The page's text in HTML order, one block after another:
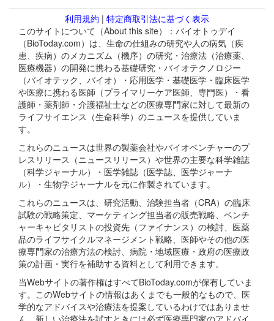
利用規約 | 特定商取引法に基づく表示
このサイトについて（About this site）：バイオトゥデイ
（BioToday.com）は、生命の仕組みの研究や人の病気（疾
患、疾病）のメカニズム（機序）の研究・治療法（治療薬、
医療機器）の開発に携わる基礎研究・バイオテクノロジー
（バイオテック、バイオ）・応用医学・基礎医学・臨床医学
や医療に携わる医師（プライマリーケア医師、専門医）・看
護師・薬剤師・介護福祉士などの医療専門家に対して最新の
ライフサイエンス（生命科学）のニュースを提供していま
す。
これらのニュースは世界の製薬会社やバイオベンチャーのプ
レスリリース（ニュースリリース）や世界の主要な科学雑誌
（科学ジャーナル）・医学雑誌（医学誌、医学ジャーナ
ル）・生物学ジャーナルを元に作製されています。
これらのニュースは、研究活動、治験担当者（CRA）の臨床
試験の戦略策定、マーケティング担当者の販売戦略、ベンチ
ャーキャピタリストの投資先（ファイナンス）の検討、医薬
品のライフサイクルマネージメント戦略、医師やその他の医
療専門家の治療方法の検討、病院・地域医療・政府の医療政
策の計画・実行を補助する資料として利用できます。
当Webサイトの著作権はすべてBioToday.comが保有していま
す。このWebサイトの情報はあくまでも一般的なもので、医
学的なアドバイスや治療法を提案しているわけではありませ